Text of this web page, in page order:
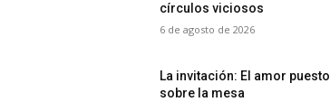
círculos viciosos
6 de agosto de 2026
La invitación: El amor puesto
sobre la mesa